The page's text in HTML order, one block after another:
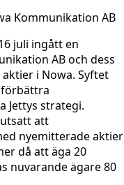
Kommunikation AB
juli ingått en
AB och dess
i Nowa. Syftet
Jettys strategi.
att
nyemitterade aktier
då att äga 20
nuvarande ägare 80